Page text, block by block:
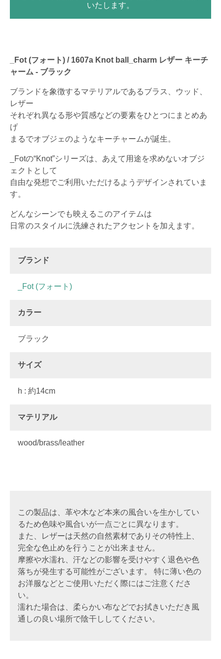
いたします。
_Fot (フォート) / 1607a Knot ball_charm レザー キーチ
ャーム - ブラック
ブランドを象徴するマテリアルであるブラス、ウッド、
レザー
それぞれ異なる形や質感などの要素をひとつにまとめあ
げ
まるでオブジェのようなキーチャームが誕生。
_Fotの“Knot”シリーズは、あえて用途を求めないオブジ
ェクトとして
自由な発想でご利用いただけるようデザインされていま
す。
どんなシーンでも映えるこのアイテムは
日常のスタイルに洗練されたアクセントを加えます。
ブランド
_Fot (フォート)
カラー
ブラック
サイズ
h : 約14cm
マテリアル
wood/brass/leather
この製品は、革や木など本来の風合いを生かしてい
るため色味や風合いが一点ごとに異なります。
また、レザーは天然の自然素材でありその特性上、
完全な色止めを行うことが出来ません。
摩擦や水濡れ、汗などの影響を受けやすく退色や色
落ちが発生する可能性がございます。 特に薄い色の
お洋服などとご使用いただく際にはご注意くださ
い。
濡れた場合は、柔らかい布などでお拭きいただき風
通しの良い場所で陰干ししてください。